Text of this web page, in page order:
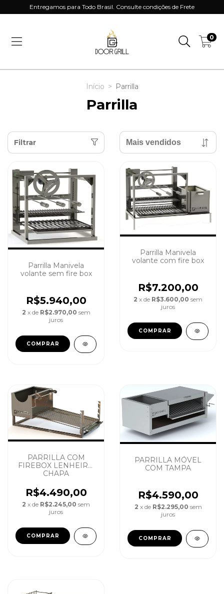
Entregamos para Todo Brasil. Consulte condições de Frete
0
Início > Parrilla
Parrilla
Filtrar
Parrilla Manivela
volante sem fire box
R$5.940,00
2 x de R$2.970,00 sem
juros
COMPRAR
Parrilla Manivela
volante com fire box
R$7.200,00
2 x de R$3.600,00 sem
juros
COMPRAR
PARRILLA COM
FIREBOX LENHEIRO
CHAPA
R$4.490,00
2 x de R$2.245,00 sem
juros
PARRILLA MÓVEL
COM TAMPA
R$4.590,00
2 x de R$2.295,00 sem
juros